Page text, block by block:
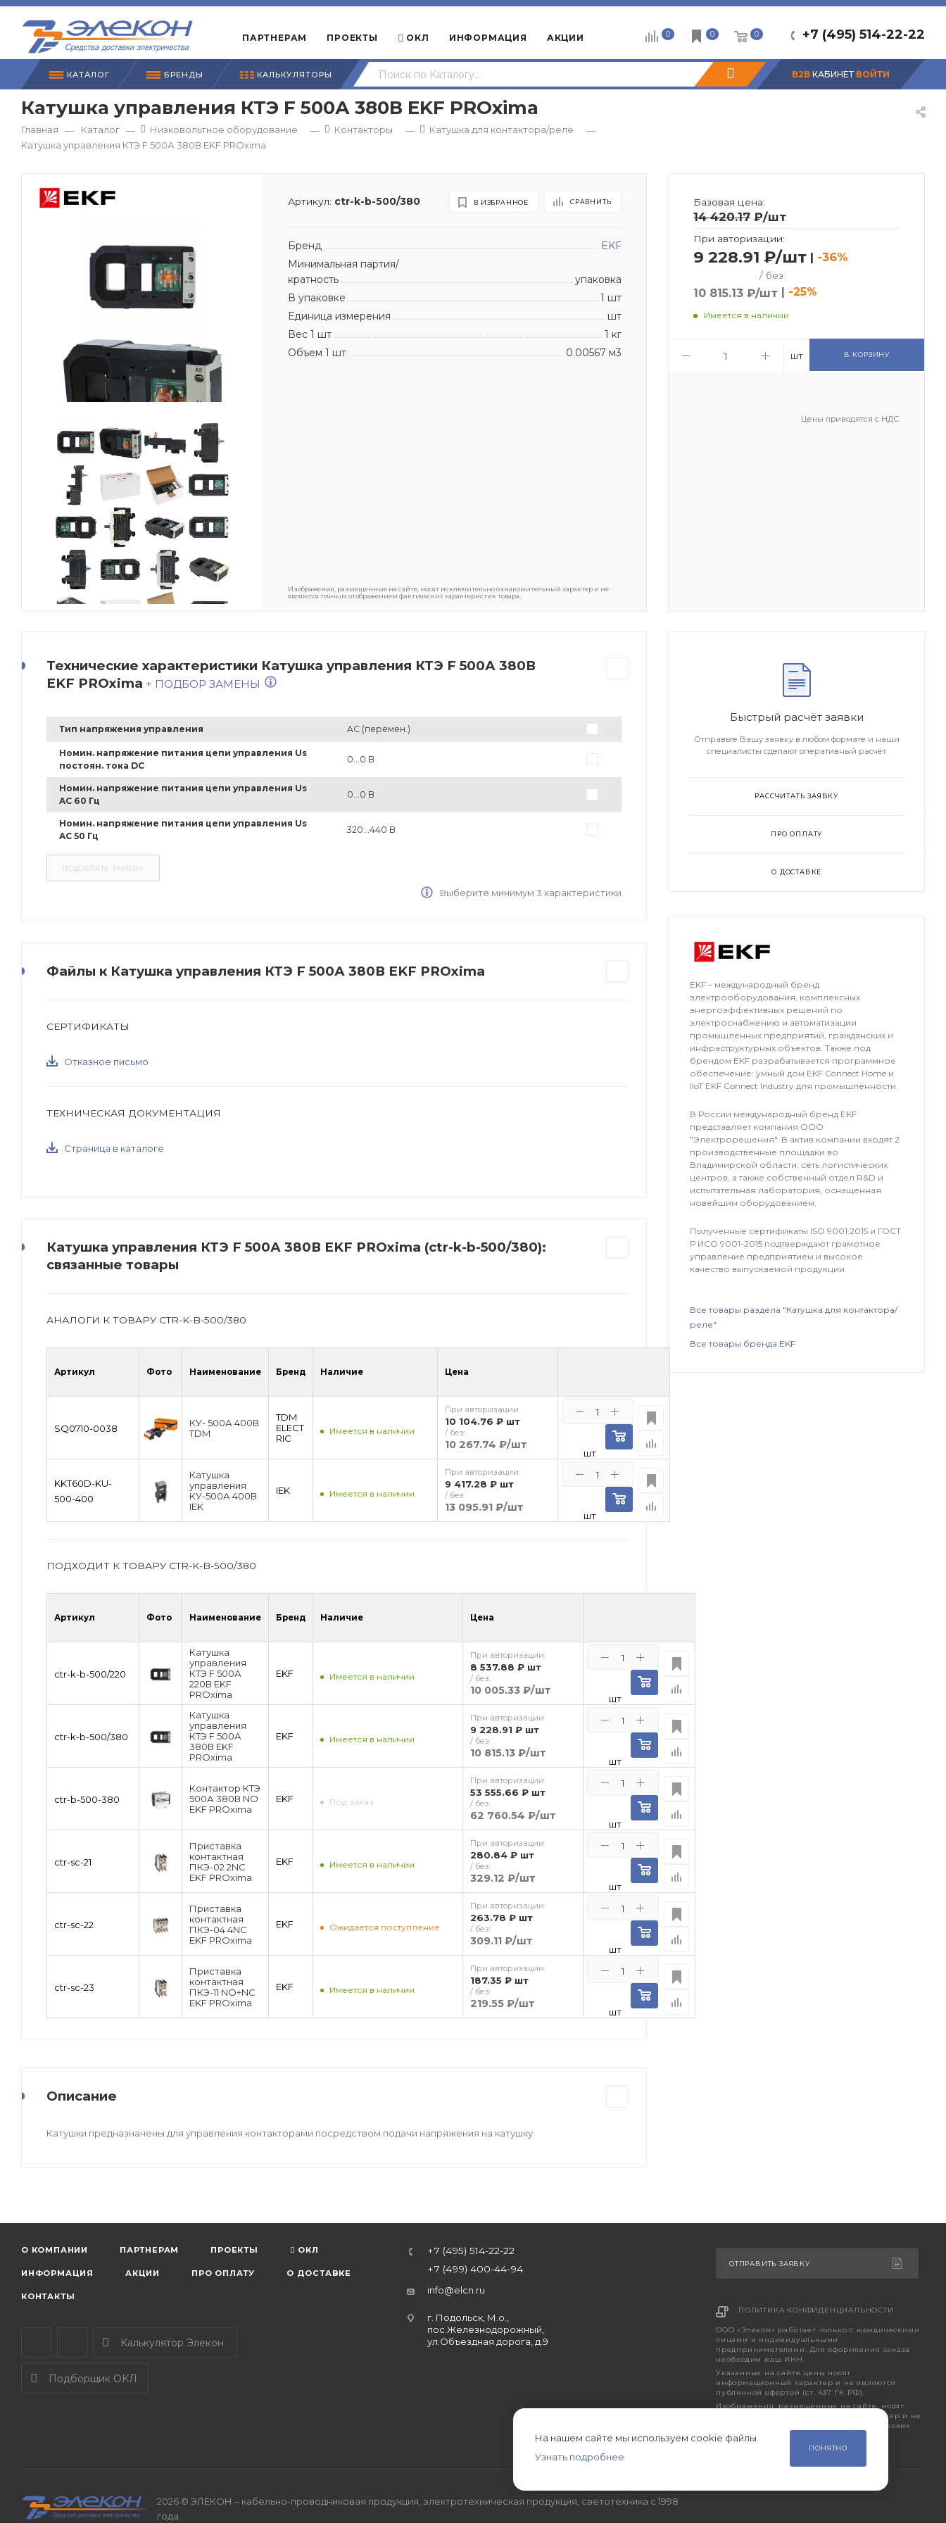
ПАРТНЕРАМ ПРОЕКТЫ ОКЛ ИНФОРМАЦИЯ АКЦИИ +7 (495) 514-22-22
0 0 0
B2B КАБИНЕТ ВОЙТИ
КАТАЛОГ БРЕНДЫ КАЛЬКУЛЯТОРЫ
Катушка управления КТЭ F 500А 380В EKF PROxima
Главная — Каталог — Низковольтное оборудование — Контакторы — Катушка для контактора/реле
—
Катушка управления КТЭ F 500А 380В EKF PROxima
Артикул: ctr-k-b-500/380 В ИЗБРАННОЕ СРАВНИТЬ
Бренд
EKF
Минимальная партия/
кратность
упаковка
В упаковке
1 шт
Единица измерения
шт
Вес 1 шт
1 кг
Объем 1 шт
0.00567 м3
Изображения, размещенные на сайте, носят исключительно ознакомительный характер и не
являются точным отображением фактических характеристик товара.
Базовая цена:
14 420.17₽/шт
При авторизации:
9 228.91 ₽/шт | -36%
/ без:
10 815.13 ₽/шт | -25%
Имеется в наличии
шт В КОРЗИНУ
Цены приводятся с НДС
Технические характеристики Катушка управления КТЭ F 500А 380В
EKF PROxima + ПОДБОР ЗАМЕНЫ
Тип напряжения управления AC (перемен.)
Номин. напряжение питания цепи управления Us
постоян. тока DC
0...0 В
Номин. напряжение питания цепи управления Us
AC 60 Гц
0...0 В
Номин. напряжение питания цепи управления Us
AC 50 Гц
320...440 В
Выберите минимум 3 характеристики
Файлы к Катушка управления КТЭ F 500А 380В EKF PROxima
СЕРТИФИКАТЫ
Отказное письмо
ТЕХНИЧЕСКАЯ ДОКУМЕНТАЦИЯ
Страница в каталоге
Катушка управления КТЭ F 500А 380В EKF PROxima (ctr-k-b-500/380):
связанные товары
АНАЛОГИ К ТОВАРУ CTR-K-B-500/380
Артикул Фото Наименование Бренд Наличие Цена
SQ0710-0038
КУ- 500А 400В
TDM
TDM
ЕLECT
RIC
Имеется в наличии
При авторизации:
10 104.76 ₽ шт
/ без:
10 267.74 ₽/шт
шт
KKT60D-KU-
500-400
Катушка
управления
КУ-500А 400В
IEK
IEK Имеется в наличии
При авторизации:
9 417.28 ₽ шт
/ без:
13 095.91 ₽/шт
шт
ПОДХОДИТ К ТОВАРУ CTR-K-B-500/380
Артикул Фото Наименование Бренд Наличие Цена
ctr-k-b-500/220
Катушка
управления
КТЭ F 500А
220В EKF
PROxima
EKF Имеется в наличии
При авторизации:
8 537.88 ₽ шт
/ без:
10 005.33 ₽/шт
шт
ctr-k-b-500/380
Катушка
управления
КТЭ F 500А
380В EKF
PROxima
EKF Имеется в наличии
При авторизации:
9 228.91 ₽ шт
/ без:
10 815.13 ₽/шт
шт
ctr-b-500-380
Контактор КТЭ
500А 380В NO
EKF PROxima
EKF Под заказ
При авторизации:
53 555.66 ₽ шт
/ без:
62 760.54 ₽/шт
шт
ctr-sc-21
Приставка
контактная
ПКЭ-02 2NC
EKF PROxima
EKF Имеется в наличии
При авторизации:
280.84 ₽ шт
/ без:
329.12 ₽/шт
шт
ctr-sc-22
Приставка
контактная
ПКЭ-04 4NC
EKF PROxima
EKF Ожидается поступление
При авторизации:
263.78 ₽ шт
/ без:
309.11 ₽/шт
шт
ctr-sc-23
Приставка
контактная
ПКЭ-11 NO+NC
EKF PROxima
EKF Имеется в наличии
При авторизации:
187.35 ₽ шт
/ без:
219.55 ₽/шт
шт
Описание
Катушки предназначены для управления контакторами посредством подачи напряжения на катушку.
Быстрый расчёт заявки
Отправьте Вашу заявку в любом формате и наши
специалисты сделают оперативный расчёт
РАССЧИТАТЬ ЗАЯВКУ
ПРО ОПЛАТУ
О ДОСТАВКЕ
EKF – международный бренд
электрооборудования, комплексных
энергоэффективных решений по
электроснабжению и автоматизации
промышленных предприятий, гражданских и
инфраструктурных объектов. Также под
брендом EKF разрабатывается программное
обеспечение: умный дом EKF Connect Home и
IIoT EKF Connect Industry для промышленности.
В России международный бренд EKF
представляет компания OOO
"Электрорешения". В актив компании входят 2
производственные площадки во
Владимирской области, сеть логистических
центров, а также собственный отдел R&D и
испытательная лаборатория, оснащенная
новейшим оборудованием.
Полученные сертификаты ISO 9001:2015 и ГОСТ
Р ИСО 9001-2015 подтверждают грамотное
управление предприятием и высокое
качество выпускаемой продукции.
Все товары раздела "Катушка для контактора/
реле"
Все товары бренда EKF
О КОМПАНИИ ПАРТНЕРАМ ПРОЕКТЫ ОКЛ
ИНФОРМАЦИЯ АКЦИИ ПРО ОПЛАТУ О ДОСТАВКЕ
КОНТАКТЫ
Калькулятор Элекон
Подборщик ОКЛ
+7 (495) 514-22-22
+7 (499) 400-44-94
info@elcn.ru
г. Подольск, М.о.,
пос.Железнодорожный,
ул.Объездная дорога, д.9
ОТПРАВИТЬ ЗАЯВКУ
ПОЛИТИКА КОНФИДЕНЦИАЛЬНОСТИ
ООО «Элекон» работает только с юридическими
лицами и индивидуальными
предпринимателями. Для оформления заказа
необходим ваш ИНН.
Указанные на сайте цены носят
информационный характер и не являются
публичной офертой (ст. 437 ГК РФ).
Изображения, размещенные на сайте, носят
исключительно ознакомительный характер и не
являются точным отображением фактических
характеристик товара.
2026 © ЭЛЕКОН – кабельно-проводниковая продукция, электротехническая продукция, светотехника с 1998
года.
На нашем сайте мы используем cookie файлы
Узнать подробнее
ПОНЯТНО